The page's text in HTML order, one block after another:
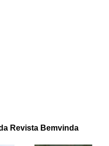
Revista Bemvinda